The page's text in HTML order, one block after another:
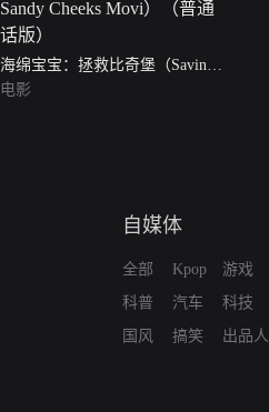
海绵宝宝：拯救比奇堡（Saving
Bikini Bottom: The Sandy Cheeks
电影
自媒体
全部
科普
国风
Kpop
汽车
搞笑
游戏
科技
出品人